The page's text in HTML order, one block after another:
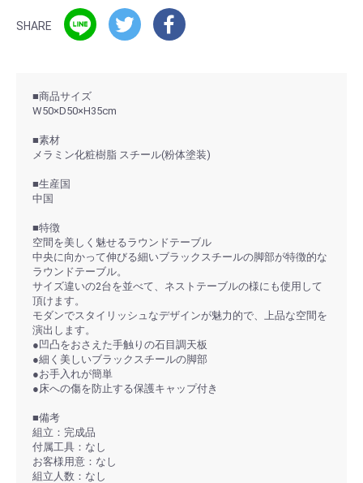
SHARE
■商品サイズ
W50×D50×H35cm
■素材
メラミン化粧樹脂 スチール(粉体塗装)
■生産国
中国
■特徴
空間を美しく魅せるラウンドテーブル
中央に向かって伸びる細いブラックスチールの脚部が特徴的な
ラウンドテーブル。
サイズ違いの2台を並べて、ネストテーブルの様にも使用して
頂けます。
モダンでスタイリッシュなデザインが魅力的で、上品な空間を
演出します。
●凹凸をおさえた手触りの石目調天板
●細く美しいブラックスチールの脚部
●お手入れが簡単
●床への傷を防止する保護キャップ付き
■備考
組立：完成品
付属工具：なし
お客様用意：なし
組立人数：なし